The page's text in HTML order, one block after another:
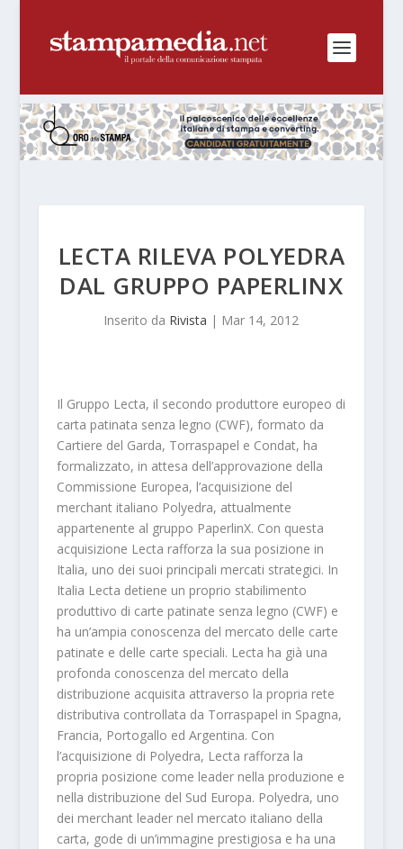
LECTA RILEVA POLYEDRA
DAL GRUPPO PAPERLINX
Inserito da Rivista | Mar 14, 2012
Il Gruppo Lecta, il secondo produttore europeo di
carta patinata senza legno (CWF), formato da
Cartiere del Garda, Torraspapel e Condat, ha
formalizzato, in attesa dell’approvazione della
Commissione Europea, l’acquisizione del
merchant italiano Polyedra, attualmente
appartenente al gruppo PaperlinX. Con questa
acquisizione Lecta rafforza la sua posizione in
Italia, uno dei suoi principali mercati strategici. In
Italia Lecta detiene un proprio stabilimento
produttivo di carte patinate senza legno (CWF) e
ha un’ampia conoscenza del mercato delle carte
patinate e delle carte speciali. Lecta ha già una
profonda conoscenza del mercato della
distribuzione acquisita attraverso la propria rete
distributiva controllata da Torraspapel in Spagna,
Francia, Portogallo ed Argentina. Con
l’acquisizione di Polyedra, Lecta rafforza la
propria posizione come leader nella produzione e
nella distribuzione del Sud Europa. Polyedra, uno
dei merchant leader nel mercato italiano della
carta, gode di un’immagine prestigiosa e ha una